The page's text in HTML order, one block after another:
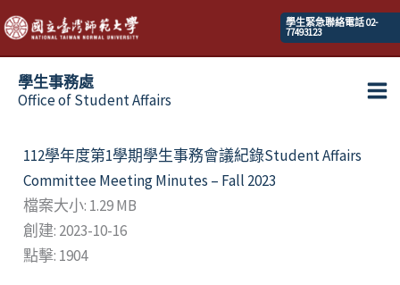
跳
至
主
學生緊急聯絡電話 02-
77493123
學生事務處
Office of Student Affairs
112學年度第1學期學生事務會議紀錄Student Affairs
Committee Meeting Minutes – Fall 2023
檔案大小: 1.29 MB
創建: 2023-10-16
點擊: 1904